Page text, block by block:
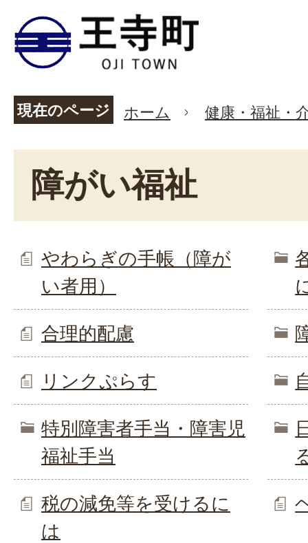
現在のページ ホーム 健康・福祉・
障がい福祉
やわらぎの手帳（障が
い者用）
合理的配慮
リンクぷらす
特別障害者手当・障害児
福祉手当
税の減免等を受けるに
は